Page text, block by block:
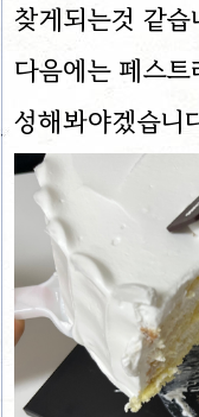
찾게되는것 같습
다음에는 페스
성해봐야겠습니